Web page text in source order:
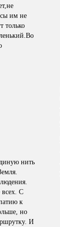
им не
только
нить
всех. С
к
но
И